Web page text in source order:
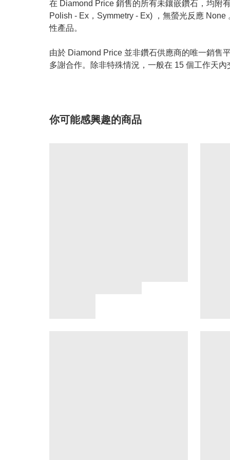
在 Diamond Price 銷售的所有未鑲嵌鑽石，均附
Polish - Ex，Symmetry - Ex) ，無螢光反應
性產品。
由於 Diamond Price 並非鑽石供應商的唯一銷售
多謝合作。除非特殊情況，一般在 15 個工作天內
你可能感興趣的商品